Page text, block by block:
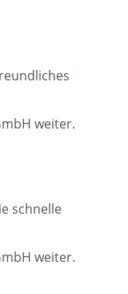
weiter.
schnelle
weiter.